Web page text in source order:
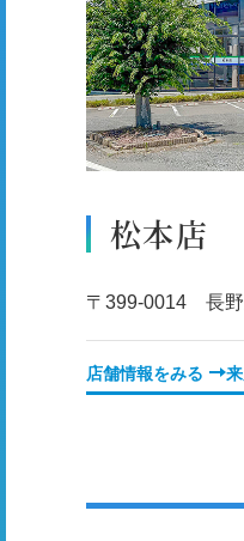
松本店
〒399-0014 長野
店舗情報をみる